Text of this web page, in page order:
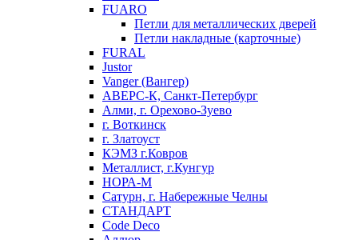
FUARO
Петли для металлических дверей
Петли накладные (карточные)
FURAL
Justor
Vanger (Вангер)
АВЕРС-К, Санкт-Петербург
Алми, г. Орехово-Зуево
г. Воткинск
г. Златоуст
КЭМЗ г.Ковров
Металлист, г.Кунгур
НОРА-М
Сатурн, г. Набережные Челны
СТАНДАРТ
Code Deco